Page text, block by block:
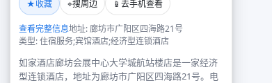
★收藏 ⌖搜周边 📱 去手机查看
查看完整信息地址: 廊坊市广阳区四海路21号
类型: 住宿服务;宾馆酒店;经济型连锁酒店
如家酒店廊坊会展中心大学城航站楼店是一家经济
型连锁酒店，地址为廊坊市广阳区四海路21号。电